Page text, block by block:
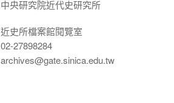
中央研究院近代史研究所
近史所檔案館閱覽室
02-27898284
archives@gate.sinica.edu.tw